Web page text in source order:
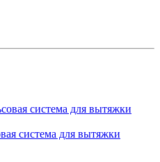
система для вытяжки